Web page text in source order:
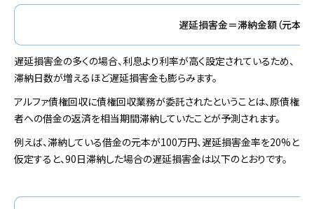
遅延損害金＝滞納金額（元本
遅延損害金の多くの場合、利息より利率が高く設定されているため、
滞納日数が増えるほど遅延損害金も膨らみます。
アルファ債権回収に債権回収業務が委託されたということは、原債権
者への借金の返済を相当期間滞納していたことが予測されます。
例えば、滞納している借金の元本が100万円、遅延損害金率を20%と
仮定すると、90日滞納した場合の遅延損害金は以下のとおりです。